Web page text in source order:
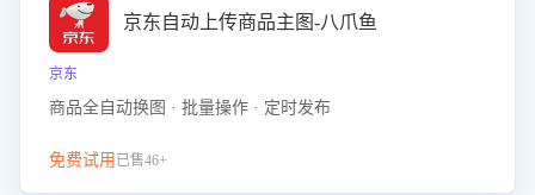
京东自动上传商品主图-八爪鱼
京东
商品全自动换图 · 批量操作 · 定时发布
免费试用 已售46+